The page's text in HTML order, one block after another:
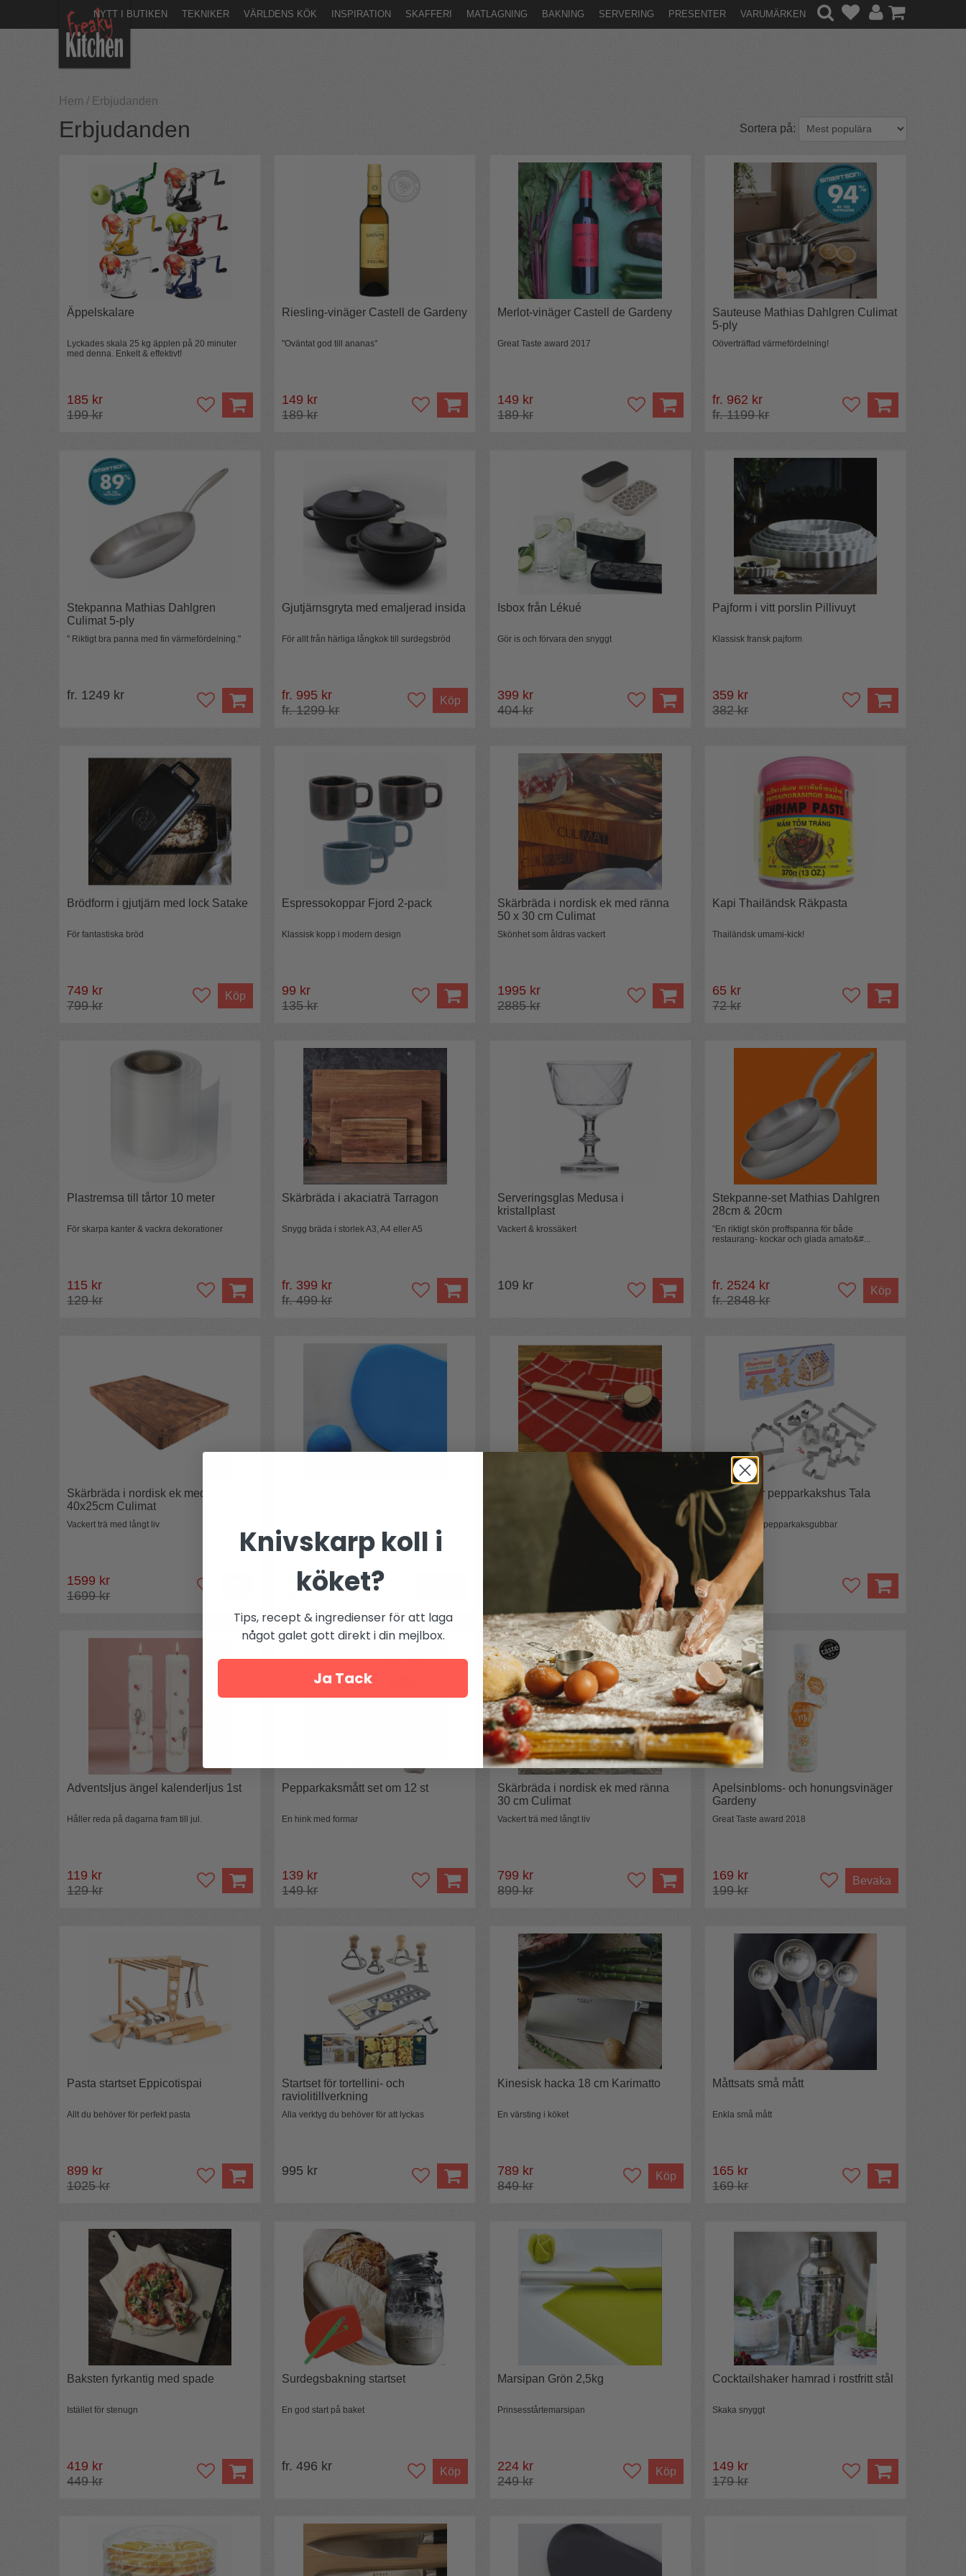
NYTT I BUTIKEN TEKNIKER VÄRLDENS KÖK INSPIRATION SKAFFERI MATLAGNING BAKNING SERVERING PRESENTER VARUMÄRKEN
Hem / Erbjudanden
Erbjudanden Sortera på:
Äppelskalare
Lyckades skala 25 kg äpplen på 20 minuter
med denna. Enkelt & effektivt!
185 kr
199 kr
Riesling-vinäger Castell de Gardeny
"Oväntat god till ananas°
149 kr
189 kr
Merlot-vinäger Castell de Gardeny
Great Taste award 2017
149 kr
189 kr
Sauteuse Mathias Dahlgren Culimat
5-ply
Oöverträffad värmefördelning!
fr. 962 kr
fr. 1199 kr
Stekpanna Mathias Dahlgren
Culimat 5-ply
" Riktigt bra panna med fin värmefördelning."
fr. 1249 kr
Gjutjärnsgryta med emaljerad insida
För allt från härliga långkok till surdegsbröd
fr. 995 kr
fr. 1299 kr
Köp
Isbox från Lékué
Gör is och förvara den snyggt
399 kr
404 kr
Pajform i vitt porslin Pillivuyt
Klassisk fransk pajform
359 kr
382 kr
Brödform i gjutjärn med lock Satake
För fantastiska bröd
749 kr
799 kr
Köp
Espressokoppar Fjord 2-pack
Klassisk kopp i modern design
99 kr
135 kr
Skärbräda i nordisk ek med ränna
50 x 30 cm Culimat
Skönhet som åldras vackert
1995 kr
2885 kr
Kapi Thailändsk Räkpasta
Thailändsk umami-kick!
65 kr
72 kr
Plastremsa till tårtor 10 meter
För skarpa kanter & vackra dekorationer
115 kr
129 kr
Skärbräda i akaciaträ Tarragon
Snygg bräda i storlek A3, A4 eller A5
fr. 399 kr
fr. 499 kr
Serveringsglas Medusa i
kristallplast
Vackert & krossäkert
109 kr
Stekpanne-set Mathias Dahlgren
28cm & 20cm
”En riktigt skön proffspanna för både
restaurang- kockar och glada amato&#...
fr. 2524 kr
fr. 2848 kr
Köp
Skärbräda i nordisk ek med ränna
40x25cm Culimat
Vackert trä med långt liv
1599 kr
1699 kr
36 kr
45 kr
Diskborste i trä med svart tagelborst Formar för pepparkakshus Tala
Husformar & pepparkaksgubbar
335 kr
349 kr
Adventsljus ängel kalenderljus 1st
Håller reda på dagarna fram till jul.
119 kr
129 kr
Pepparkaksmått set om 12 st
En hink med formar
139 kr
149 kr
Skärbräda i nordisk ek med ränna
30 cm Culimat
Vackert trä med långt liv
799 kr
899 kr
Apelsinbloms- och honungsvinäger
Gardeny
Great Taste award 2018
169 kr
199 kr
Bevaka
Pasta startset Eppicotispai
Allt du behöver för perfekt pasta
899 kr
1025 kr
Startset för tortellini- och
raviolitillverkning
Alla verktyg du behöver för att lyckas
995 kr
Kinesisk hacka 18 cm Karimatto
En värsting i köket
789 kr
849 kr
Köp
Måttsats små mått
Enkla små mått
165 kr
169 kr
Baksten fyrkantig med spade
Istället för stenugn
419 kr
449 kr
Surdegsbakning startset
En god start på baket
fr. 496 kr Köp
Marsipan Grön 2,5kg
Prinsesstårtemarsipan
224 kr
249 kr
Köp
Cocktailshaker hamrad i rostfritt stål
Skaka snyggt
149 kr
179 kr
Knivskarp koll i
köket?
Tips, recept & ingredienser för att laga
något galet gott direkt i din mejlbox.
Ja Tack